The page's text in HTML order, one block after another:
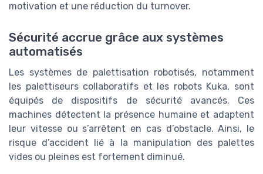
motivation et une réduction du turnover.
Sécurité accrue grâce aux systèmes
automatisés
Les systèmes de palettisation robotisés, notamment
les palettiseurs collaboratifs et les robots Kuka, sont
équipés de dispositifs de sécurité avancés. Ces
machines détectent la présence humaine et adaptent
leur vitesse ou s’arrêtent en cas d’obstacle. Ainsi, le
risque d’accident lié à la manipulation des palettes
vides ou pleines est fortement diminué.